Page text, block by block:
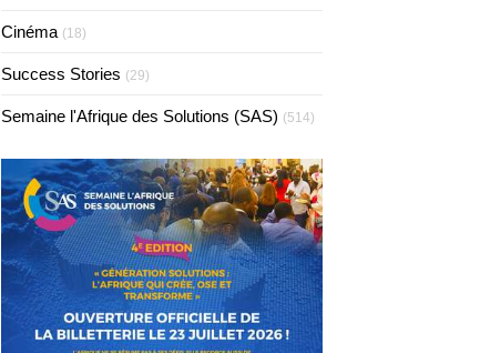
Cinéma (18)
Success Stories (29)
Semaine l'Afrique des Solutions (SAS) (514)